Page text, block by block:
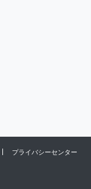
プライバシーセンター